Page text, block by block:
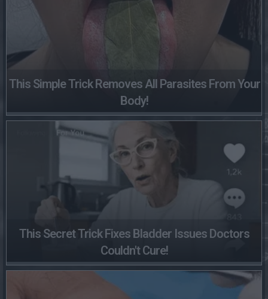
This Simple Trick Removes All Parasites From Your
Body!
This Secret Trick Fixes Bladder Issues Doctors
Couldn't Cure!